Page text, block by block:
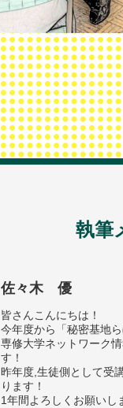
執筆
佐々木 優
皆さんこんにちは！
今年度から「秘密基地
専修大学ネットワーク
す！
昨年度,生徒側として受
ります！
1年間よろしくお願いし